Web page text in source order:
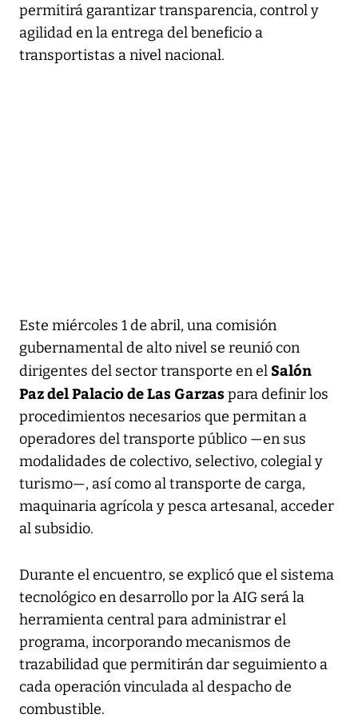
permitirá garantizar transparencia, control y
agilidad en la entrega del beneficio a
transportistas a nivel nacional.
Este miércoles 1 de abril, una comisión
gubernamental de alto nivel se reunió con
dirigentes del sector transporte en el Salón
Paz del Palacio de Las Garzaspara definir los
procedimientos necesarios que permitan a
operadores del transporte público —en sus
modalidades de colectivo, selectivo, colegial y
turismo—, así como al transporte de carga,
maquinaria agrícola y pesca artesanal, acceder
al subsidio.
Durante el encuentro, se explicó que el sistema
tecnológico en desarrollo por la AIG será la
herramienta central para administrar el
programa, incorporando mecanismos de
trazabilidad que permitirán dar seguimiento a
cada operación vinculada al despacho de
combustible.